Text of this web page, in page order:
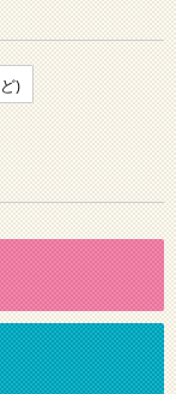
)